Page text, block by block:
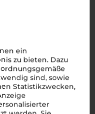
ein
zu bieten. Dazu
sind, sowie
Statistikzwecken,
den Weinbau so tief
Hier, wo die Sonne
seinen vollen Ausdruck
charaktervoll sind wie
del Monte –Puglia
wiePrimitivound
Einfachbellisimo! Mit
Aromen erzählt
und dem Duft
Würze und eine